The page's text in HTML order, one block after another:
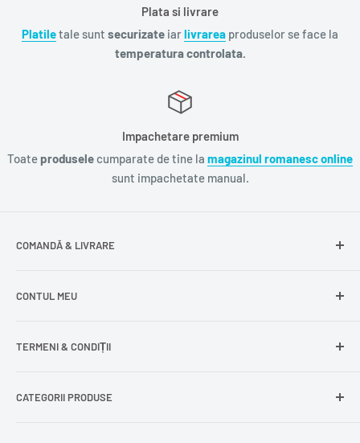
Plata si livrare
Platiletale sunt securizate iarlivrarea produselor se face la
temperatura controlata.
Impachetare premium
Toate produsele cumparate de tine la magazinul romanesc online
sunt impachetate manual.
COMANDĂ & LIVRARE
Livrare gratuită
CONTUL MEU
Comenzile mele
Cont nou
TERMENI & CONDIȚII
Politica de returnare
CATEGORII PRODUSE